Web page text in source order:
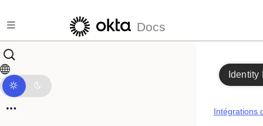
Docs
Identity
Intégrations